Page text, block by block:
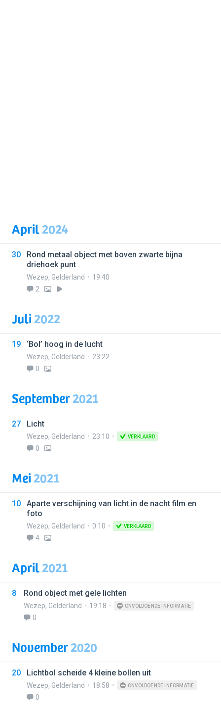
April2024
30
Rond metaal object met boven zwarte bijna
driehoek punt
Wezep, Gelderland
19:40
2
Juli2022
19 ‘Bol’ hoog in de lucht
Wezep, Gelderland
23:22
0
September2021
27 Licht
Wezep, Gelderland 23:10 VERKLAARD
0
Mei2021
10
Aparte verschijning van licht in de nacht film en
foto
Wezep, Gelderland 0:10 VERKLAARD
4
April2021
8 Rond object met gele lichten
Wezep, Gelderland 19:18 ONVOLDOENDE INFORMATIE
0
November2020
20 Lichtbol scheide 4 kleine bollen uit
Wezep, Gelderland 18:58 ONVOLDOENDE INFORMATIE
0